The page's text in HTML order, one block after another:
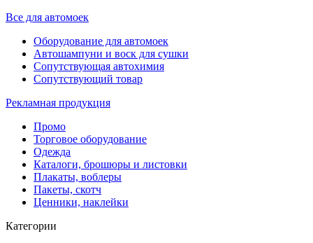
Все для автомоек
Оборудование для автомоек
Автошампуни и воск для сушки
Сопутствующая автохимия
Сопутствующий товар
Рекламная продукция
Промо
Торговое оборудование
Одежда
Каталоги, брошюры и листовки
Плакаты, воблеры
Пакеты, скотч
Ценники, наклейки
Категории